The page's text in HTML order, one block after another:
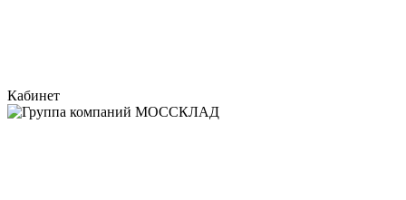
Кабинет